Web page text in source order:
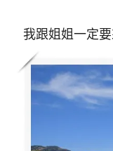
我跟姐姐一定